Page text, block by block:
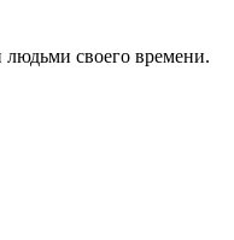
своего времени.